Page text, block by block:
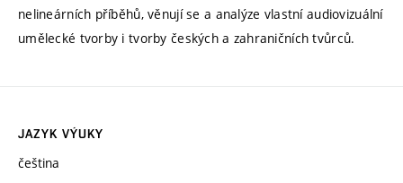
nelineárních příběhů, věnují se a analýze vlastní audiovizuální
umělecké tvorby i tvorby českých a zahraničních tvůrců.
JAZYK VÝUKY
čeština